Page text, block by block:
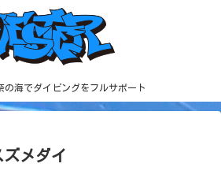
の海でダイビングをフルサポート
メダイ